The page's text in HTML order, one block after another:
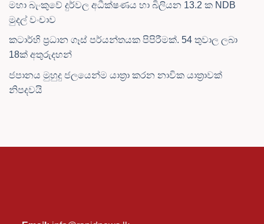
මහා බැංකුවේ දුර්වල අධීක්ෂණය හා බිලියන 13.2 ක NDB
මුදල් වංචාව
කටාර්හි ප්‍රධාන ගෑස් පර්යන්තයක පිපිරීමක්. 54 තුවාල ලබා
18ක් අතුරුදහන්
ජපානය මුහුදු ජලයෙන්ම යාත්‍රා කරන නාවික යාත්‍රාවක්
නිපදවයි